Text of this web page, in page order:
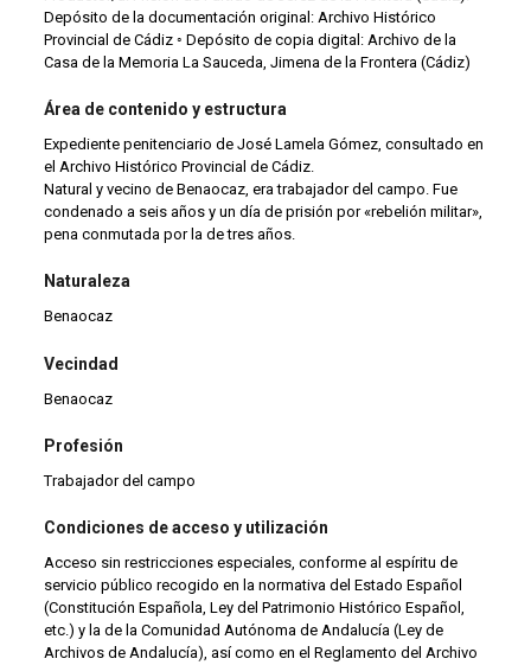
Depósito de la documentación original: Archivo Histórico
Provincial de Cádiz ◦ Depósito de copia digital: Archivo de la
Casa de la Memoria La Sauceda, Jimena de la Frontera (Cádiz)
Área de contenido y estructura
Expediente penitenciario de José Lamela Gómez, consultado en
el Archivo Histórico Provincial de Cádiz.
Natural y vecino de Benaocaz, era trabajador del campo. Fue
condenado a seis años y un día de prisión por «rebelión militar»,
pena conmutada por la de tres años.
Naturaleza
Benaocaz
Vecindad
Benaocaz
Profesión
Trabajador del campo
Condiciones de acceso y utilización
Acceso sin restricciones especiales, conforme al espíritu de
servicio público recogido en la normativa del Estado Español
(Constitución Española, Ley del Patrimonio Histórico Español,
etc.) y la de la Comunidad Autónoma de Andalucía (Ley de
Archivos de Andalucía), así como en el Reglamento del Archivo